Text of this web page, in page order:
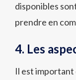
disponibles
prendre en
4. Les
Il est important